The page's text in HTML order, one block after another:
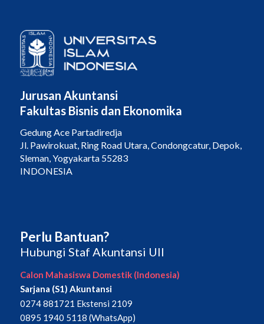
Jurusan Akuntansi
Fakultas Bisnis dan Ekonomika
Gedung Ace Partadiredja
Jl. Pawirokuat, Ring Road Utara, Condongcatur, Depok,
Sleman, Yogyakarta 55283
INDONESIA
Perlu Bantuan?
Hubungi Staf Akuntansi UII
Calon Mahasiswa Domestik (Indonesia)
Sarjana (S1) Akuntansi
0274 881721 Ekstensi 2109
0895 1940 5118 (WhatsApp)